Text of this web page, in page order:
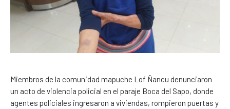
Miembros de la comunidad mapuche Lof Ñancu denunciaron
un acto de violencia policial en el paraje Boca del Sapo, donde
agentes policiales ingresaron a viviendas, rompieron puertas y